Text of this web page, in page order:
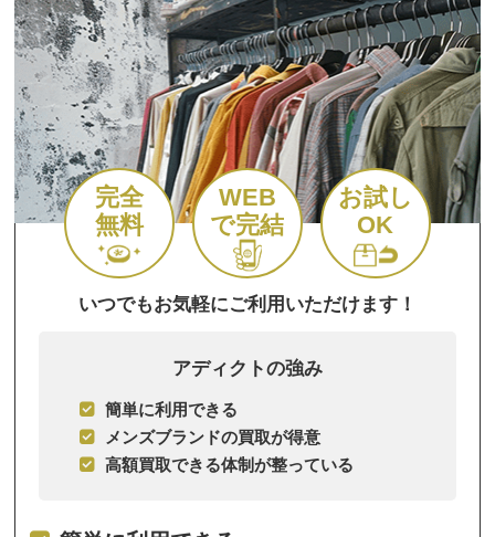
完全
無料
WEB
で完結
お試し
OK
いつでもお気軽にご利用いただけます！
アディクトの強み
簡単に利用できる
メンズブランドの買取が得意
高額買取できる体制が整っている